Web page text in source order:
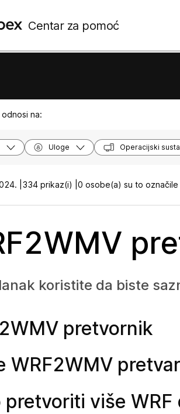
Centar za pomoć
na:
Uloge Operacijski
| 334 prikaz(i) | 0 osobe(a) su to
koristite da biste
pretvornik
WRF2WMV
pretvoriti više